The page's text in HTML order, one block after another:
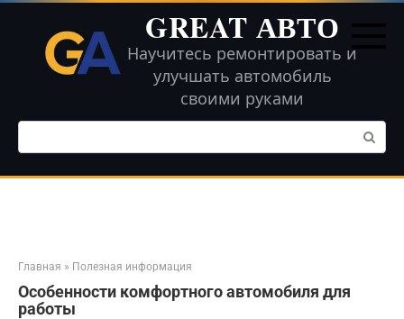
Перейти
контенту
GREAT АВТО
Научитесь ремонтировать и
улучшать автомобиль
своими руками
Поиск:
Главная » Полезная информация
Особенности комфортного автомобиля для
работы